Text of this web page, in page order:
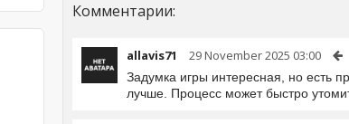
Комментарии:
allavis71 29 November 2025 03:00
Задумка игры интересная, но есть
лучше. Процесс может быстро